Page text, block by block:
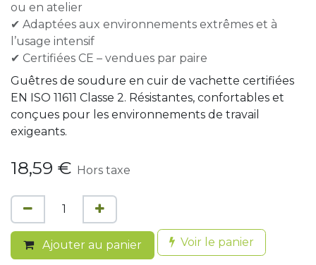
ou en atelier
✔ Adaptées aux environnements extrêmes et à
l’usage intensif
✔ Certifiées CE – vendues par paire
Guêtres de soudure en cuir de vachette certifiées
EN ISO 11611 Classe 2. Résistantes, confortables et
conçues pour les environnements de travail
exigeants.
18,59 € Hors taxe
Ajouter au panier Voir le panier